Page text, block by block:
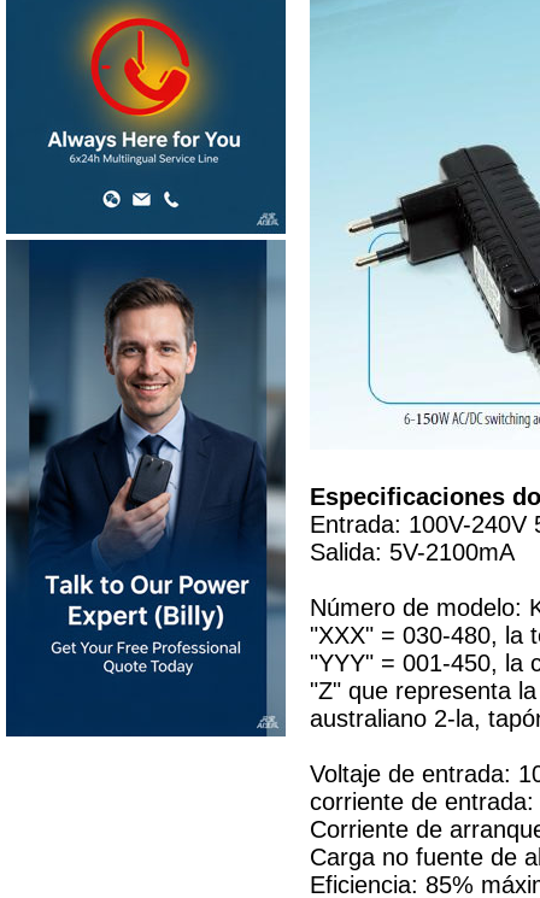
Especificaciones
Entrada: 100V-240V
Salida: 5V-2100mA
Número de modelo:
"XXX" = 030-480, la
"YYY" = 001-450, la
"Z" que representa
australiano 2-la,
Voltaje de entrada:
corriente de
Corriente de
Carga no fuente de
Eficiencia: 85%